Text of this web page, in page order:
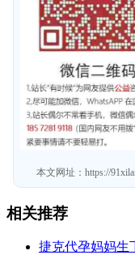
本文网址： https://
相关推荐
捷克代孕妈妈生